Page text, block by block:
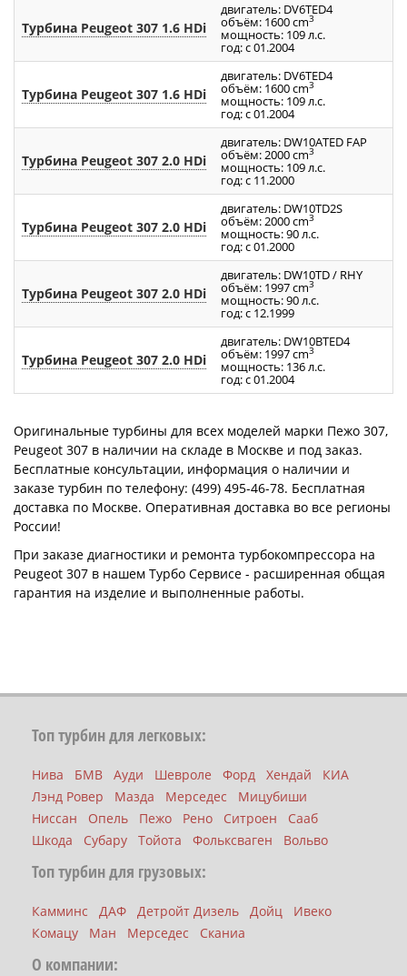
Турбина Peugeot 307 1.6 HDi
двигатель: DV6TED4
объём: 1600 cm3
мощность: 109 л.с.
год: с 01.2004
Турбина Peugeot 307 1.6 HDi
двигатель: DV6TED4
объём: 1600 cm3
мощность: 109 л.с.
год: с 01.2004
Турбина Peugeot 307 2.0 HDi
двигатель: DW10ATED FAP
объём: 2000 cm3
мощность: 109 л.с.
год: с 11.2000
Турбина Peugeot 307 2.0 HDi
двигатель: DW10TD2S
объём: 2000 cm3
мощность: 90 л.с.
год: с 01.2000
Турбина Peugeot 307 2.0 HDi
двигатель: DW10TD / RHY
объём: 1997 cm3
мощность: 90 л.с.
год: с 12.1999
Турбина Peugeot 307 2.0 HDi
двигатель: DW10BTED4
объём: 1997 cm3
мощность: 136 л.с.
год: с 01.2004
Оригинальные турбины для всех моделей марки Пежо 307,
Peugeot 307 в наличии на складе в Москве и под заказ.
Бесплатные консультации, информация о наличии и
заказе турбин по телефону: (499) 495-46-78. Бесплатная
доставка по Москве. Оперативная доставка во все регионы
России!
При заказе диагностики и ремонта турбокомпрессора на
Peugeot 307 в нашем Турбо Сервисе - расширенная общая
гарантия на изделие и выполненные работы.
Топ турбин для легковых:
Нива БМВ Ауди Шевроле Форд Хендай
КИА
Лэнд Ровер
Мазда Мерседес
Мицубиши
Ниссан
Опель Пежо Рено Ситроен
Сааб
Шкода
Субару Тойота Фольксваген Вольво
Топ турбин для грузовых:
Камминс ДАФ Детройт Дизель Дойц
Ивеко
Комацу
Ман Мерседес Сканиа
О компании: